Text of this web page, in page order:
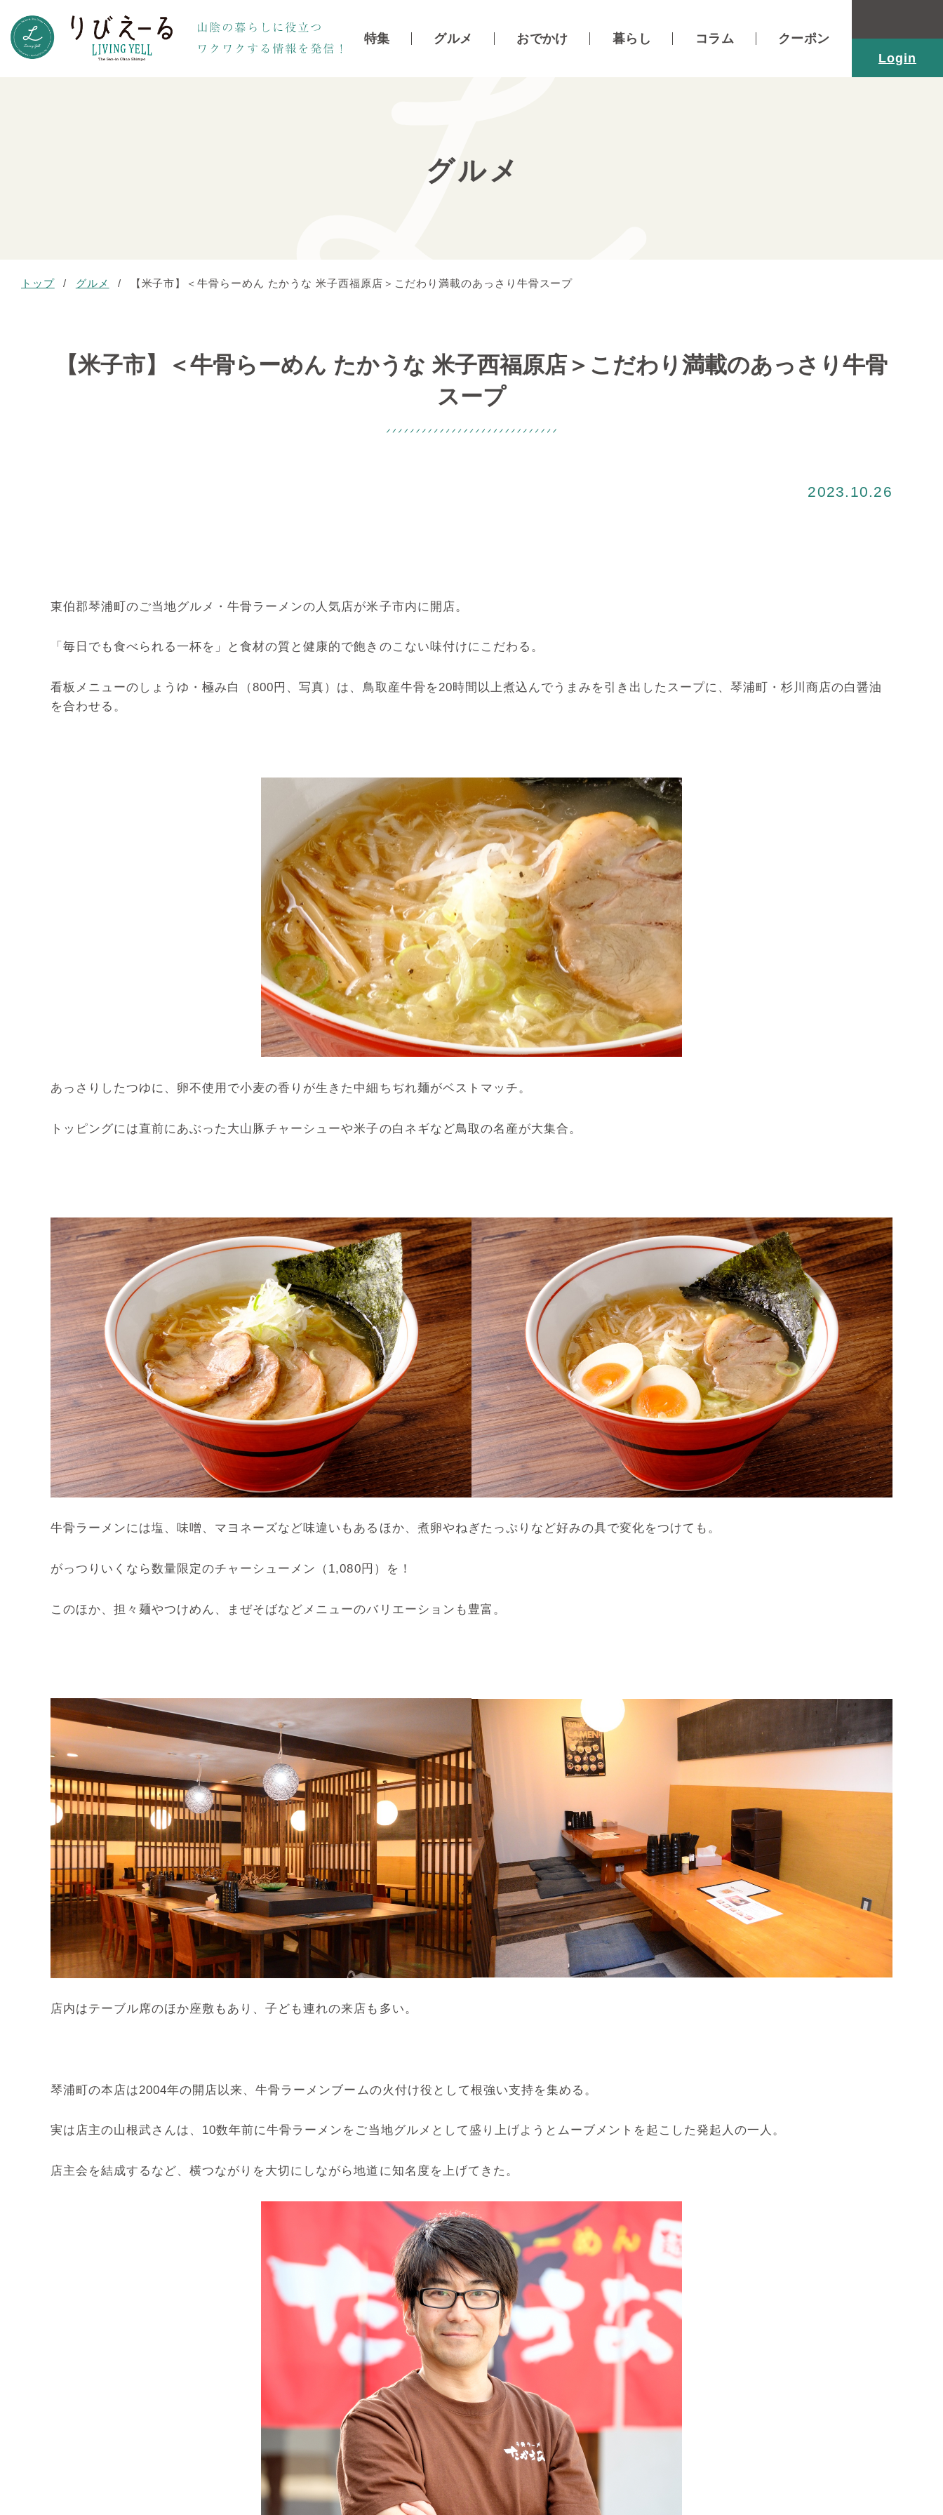
特集 グルメ おでかけ 暮らし コラム
クーポン
Login
グルメ
トップ / グルメ / 【米子市】＜牛骨らーめん たかうな 米子西福原店＞こだわり満載のあっさり牛骨スープ
【米子市】＜牛骨らーめん たかうな 米子西福原店＞こだわり満載のあっさり牛骨
スープ
2023.10.26
東伯郡琴浦町のご当地グルメ・牛骨ラーメンの人気店が米子市内に開店。
「毎日でも食べられる一杯を」と食材の質と健康的で飽きのこない味付けにこだわる。
看板メニューのしょうゆ・極み白（800円、写真）は、鳥取産牛骨を20時間以上煮込んでうまみを引き出したスープに、琴浦町・杉川商店の白醤油
を合わせる。
あっさりしたつゆに、卵不使用で小麦の香りが生きた中細ちぢれ麺がベストマッチ。
トッピングには直前にあぶった大山豚チャーシューや米子の白ネギなど鳥取の名産が大集合。
牛骨ラーメンには塩、味噌、マヨネーズなど味違いもあるほか、煮卵やねぎたっぷりなど好みの具で変化をつけても。
がっつりいくなら数量限定のチャーシューメン（1,080円）を！
このほか、担々麺やつけめん、まぜそばなどメニューのバリエーションも豊富。
店内はテーブル席のほか座敷もあり、子ども連れの来店も多い。
琴浦町の本店は2004年の開店以来、牛骨ラーメンブームの火付け役として根強い支持を集める。
実は店主の山根武さんは、10数年前に牛骨ラーメンをご当地グルメとして盛り上げようとムーブメントを起こした発起人の一人。
店主会を結成するなど、横つながりを大切にしながら地道に知名度を上げてきた。